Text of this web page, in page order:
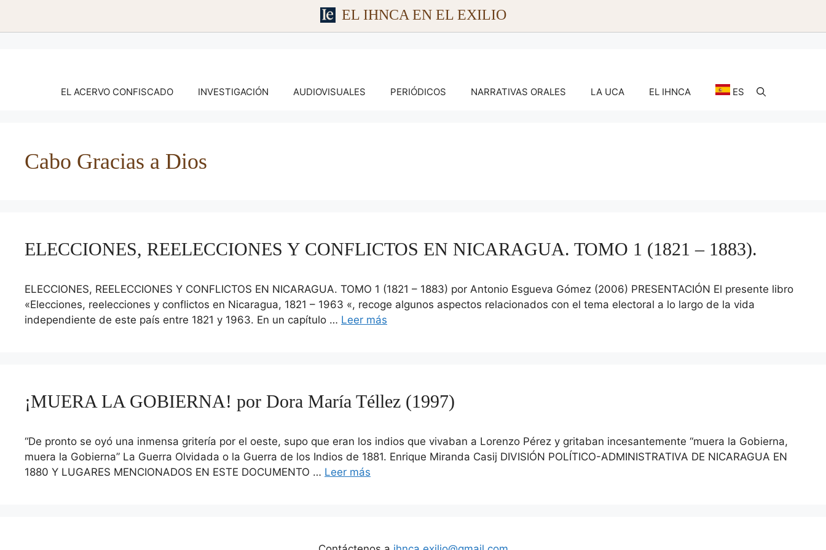
EL IHNCA EN EL EXILIO
EL ACERVO CONFISCADO INVESTIGACIÓN AUDIOVISUALES PERIÓDICOS NARRATIVAS ORALES LA UCA EL IHNCA ES
Cabo Gracias a Dios
ELECCIONES, REELECCIONES Y CONFLICTOS EN NICARAGUA. TOMO 1 (1821 – 1883).
ELECCIONES, REELECCIONES Y CONFLICTOS EN NICARAGUA. TOMO 1 (1821 – 1883) por Antonio Esgueva Gómez (2006) PRESENTACIÓN El presente libro
«Elecciones, reelecciones y conflictos en Nicaragua, 1821 – 1963 «, recoge algunos aspectos relacionados con el tema electoral a lo largo de la vida
independiente de este país entre 1821 y 1963. En un capítulo … Leer más
¡MUERA LA GOBIERNA! por Dora María Téllez (1997)
“De pronto se oyó una inmensa gritería por el oeste, supo que eran los indios que vivaban a Lorenzo Pérez y gritaban incesantemente “muera la Gobierna,
muera la Gobierna” La Guerra Olvidada o la Guerra de los Indios de 1881. Enrique Miranda Casij DIVISIÓN POLÍTICO-ADMINISTRATIVA DE NICARAGUA EN
1880 Y LUGARES MENCIONADOS EN ESTE DOCUMENTO … Leer más